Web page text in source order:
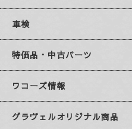
車検
特価品・中古パーツ
ワコーズ情報
グラヴェルオリジナル商品